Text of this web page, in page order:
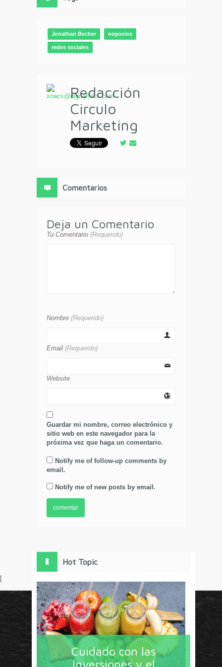
Jonathan Becher negocios
redes sociales
Redacción
Circulo
Marketing
Comentarios
Deja un Comentario
Tu Comentario (Requerido)
Nombre (Requerido)
Email (Requerido)
Website
Guardar mi nombre, correo electrónico y
sitio web en este navegador para la
próxima vez que haga un comentario.
Notify me of follow-up comments by
email.
Notify me of new posts by email.
Hot Topic
Cuidado con las
Inversiones y el
[
Circulo Marketing concentra lo último en estrategias,
herramientas y tendencias con un enfoque en México
y América Latina. La revista contiene lo imprescindible